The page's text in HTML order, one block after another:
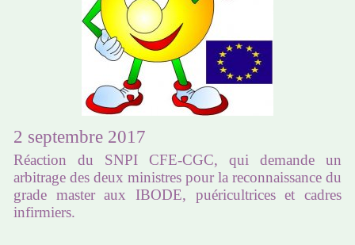
2 septembre 2017
Réaction du SNPI CFE-CGC, qui demande un
arbitrage des deux ministres pour la reconnaissance du
grade master aux IBODE, puéricultrices et cadres
infirmiers.